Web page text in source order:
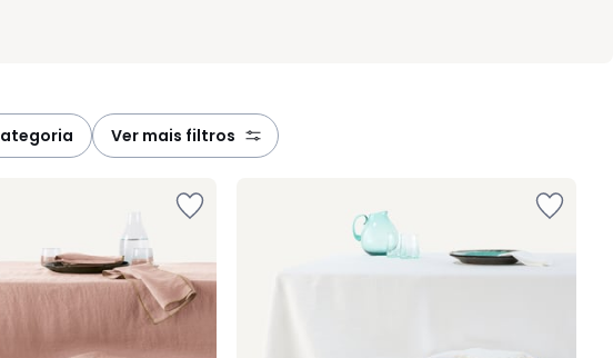
categoria ver mais filtros